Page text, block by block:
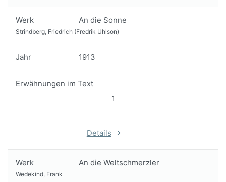
Werk An die Sonne
Strindberg, Friedrich (Fredrik Uhlson)
Jahr 1913
Erwähnungen im Text
1
Details
Werk An die Weltschmerzler
Wedekind, Frank